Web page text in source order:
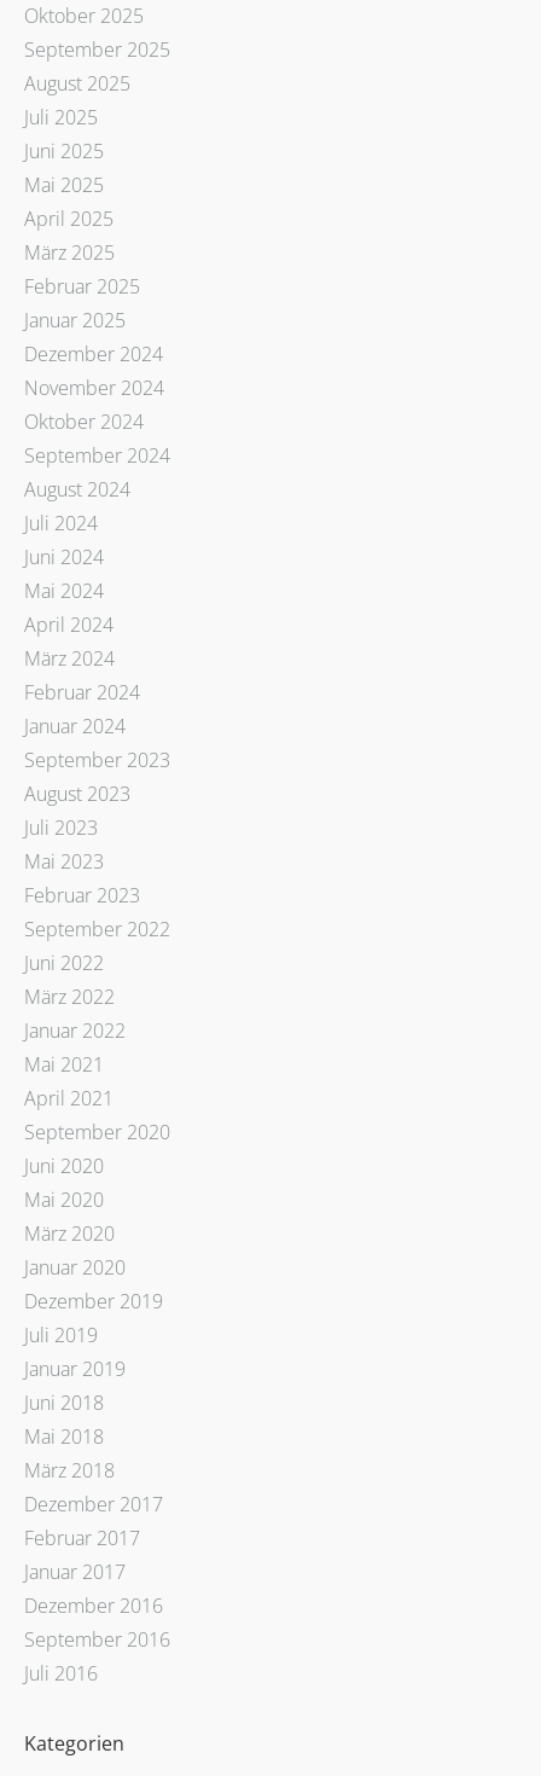
Oktober 2025
September 2025
August 2025
Juli 2025
Juni 2025
Mai 2025
April 2025
März 2025
Februar 2025
Januar 2025
Dezember 2024
November 2024
Oktober 2024
September 2024
August 2024
Juli 2024
Juni 2024
Mai 2024
April 2024
März 2024
Februar 2024
Januar 2024
September 2023
August 2023
Juli 2023
Mai 2023
Februar 2023
September 2022
Juni 2022
März 2022
Januar 2022
Mai 2021
April 2021
September 2020
Juni 2020
Mai 2020
März 2020
Januar 2020
Dezember 2019
Juli 2019
Januar 2019
Juni 2018
Mai 2018
März 2018
Dezember 2017
Februar 2017
Januar 2017
Dezember 2016
September 2016
Juli 2016
Kategorien